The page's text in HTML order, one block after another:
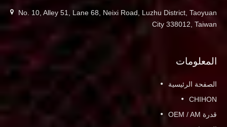
No. 10, Alley 51, Lane 68, Neixi Road, Luzhu District, Taoyuan
City 338012, Taiwan
المعلومات
الصفحة الرئيسية
CHIHON
قدرة OEM / AM